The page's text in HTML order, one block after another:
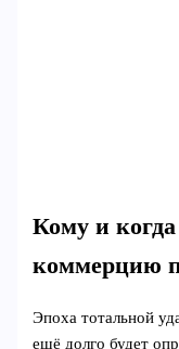
Кому и
коммерцию
Эпоха тотальной
ещё долго будет